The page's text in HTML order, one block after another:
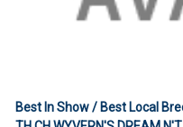
Best In Show / Best Local